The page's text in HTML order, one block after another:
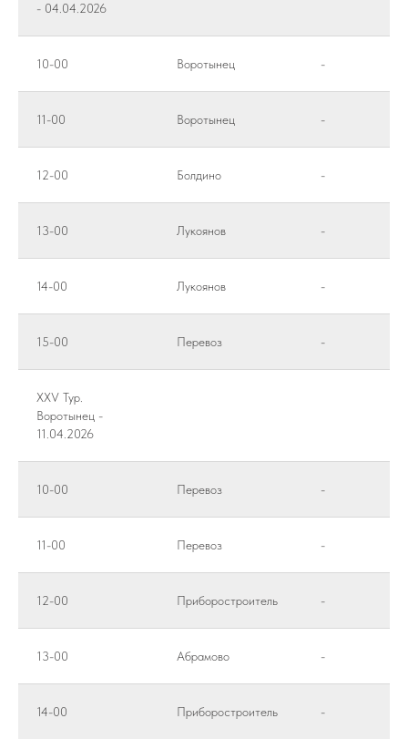
- 04.04.2026
10-00 Воротынец -
11-00 Воротынец -
12-00 Болдино -
13-00 Лукоянов -
14-00 Лукоянов -
15-00 Перевоз -
XXV Тур.
Воротынец -
11.04.2026
10-00 Перевоз -
11-00 Перевоз -
12-00 Приборостроитель -
13-00 Абрамово -
14-00 Приборостроитель -